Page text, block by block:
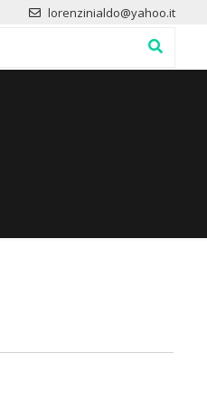
lorenzinialdo@yahoo.it